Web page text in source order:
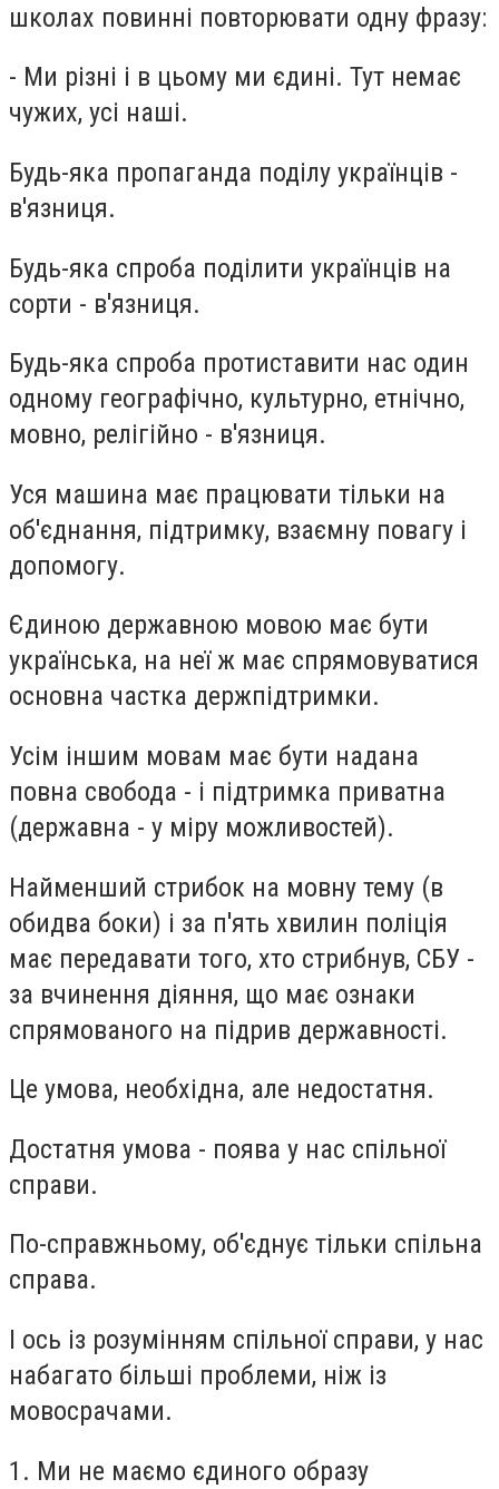
школах повинні повторювати одну фразу:
- Ми різні і в цьому ми єдині. Тут немає
чужих, усі наші.
Будь-яка пропаганда поділу українців -
в'язниця.
Будь-яка спроба поділити українців на
сорти - в'язниця.
Будь-яка спроба протиставити нас один
одному географічно, культурно, етнічно,
мовно, релігійно - в'язниця.
Уся машина має працювати тільки на
об'єднання, підтримку, взаємну повагу і
допомогу.
Єдиною державною мовою має бути
українська, на неї ж має спрямовуватися
основна частка держпідтримки.
Усім іншим мовам має бути надана
повна свобода - і підтримка приватна
(державна - у міру можливостей).
Найменший стрибок на мовну тему (в
обидва боки) і за п'ять хвилин поліція
має передавати того, хто стрибнув, СБУ -
за вчинення діяння, що має ознаки
спрямованого на підрив державності.
Це умова, необхідна, але недостатня.
Достатня умова - поява у нас спільної
справи.
По-справжньому, об'єднує тільки спільна
справа.
І ось із розумінням спільної справи, у нас
набагато більші проблеми, ніж із
мовосрачами.
1. Ми не маємо єдиного образу